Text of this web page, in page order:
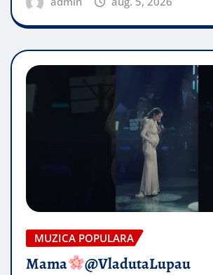
MUZICA POPULARA
Mama @VladutaLupau